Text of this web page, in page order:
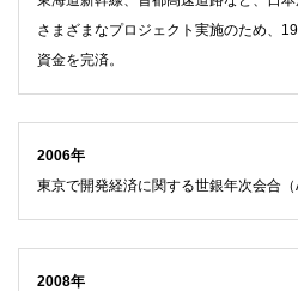
さまざまなプロジェクト実施のため、
資金を完済。
2006年
東京で開発経済に関する世銀年次会合（
2008年